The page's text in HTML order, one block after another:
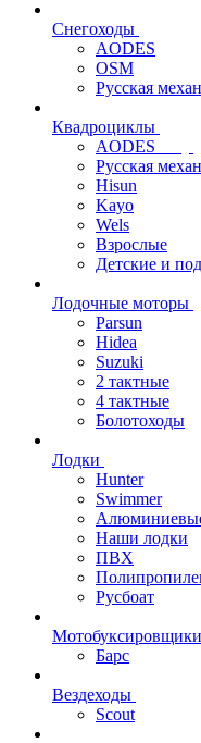
Снегоходы
AODES
OSM
Русская
Квадроциклы
AODES
Русская
Hisun
Kayo
Wels
Взрослые
Детские и
Лодочные моторы
Parsun
Hidea
Suzuki
2 тактные
4 тактные
Болотоходы
Лодки
Hunter
Swimmer
Наши лодки
ПВХ
Русбоат
Мотобуксировщики
Барс
Вездеходы
Scout